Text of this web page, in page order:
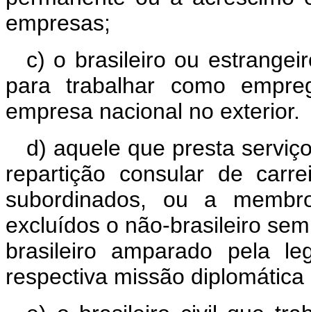
empresas;
c) o brasileiro ou
para trabalhar como
empresa nacional no exterior.
d) aquele que presta
repartição consular de
subordinados, ou a
excluídos o não-brasileiro
brasileiro amparado pela
respectiva missão